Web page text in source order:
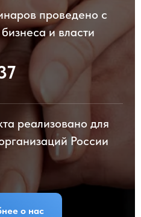
проведено с
и власти
реализовано для
России
о нас